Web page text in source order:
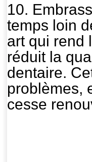
10.
temps loin
art qui rend
réduit la
dentaire.
problèmes,
cesse